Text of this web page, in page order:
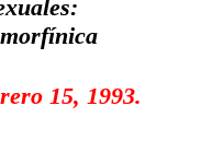
15, 1993.